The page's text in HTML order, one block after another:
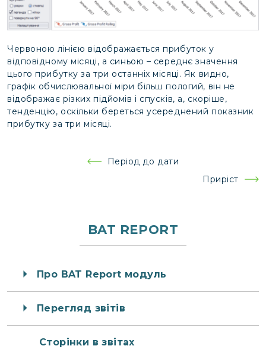
Червоною лінією відображається прибуток у
відповідному місяці, а синьою – середнє значення
цього прибутку за три останніх місяці. Як видно,
графік обчислювальної міри більш пологий, він не
відображає різких підйомів і спусків, а, скоріше,
тенденцію, оскільки береться усереднений показник
прибутку за три місяці.
Період до дати
Приріст
BAT REPORT
Про BAT Report модуль
Перегляд звітів
Сторінки в звітах